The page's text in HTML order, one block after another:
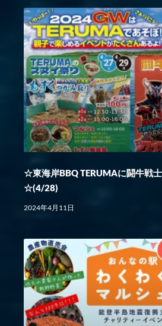
☆東海岸BBQ TERUMAに闘牛戦
☆(4/28)
2024年4月11日